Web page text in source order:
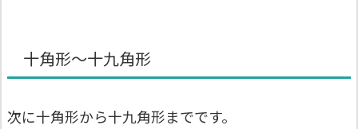
十角形～十九角形
次に十角形から十九角形までです。